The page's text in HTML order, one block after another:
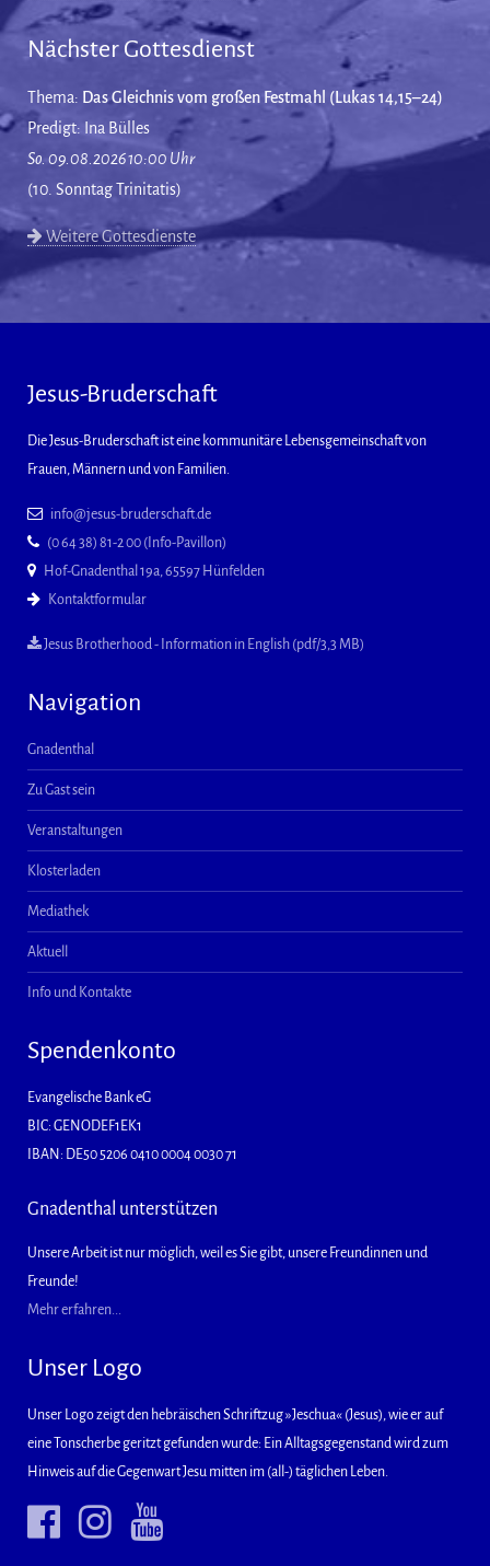
Nächster Gottesdienst
Thema: Das Gleichnis vom großen Festmahl (Lukas 14,15–24)
Predigt: Ina Bülles
So. 09.08.2026 10:00 Uhr
(10. Sonntag Trinitatis)
Weitere Gottesdienste
Jesus-Bruderschaft
Die Jesus-Bruderschaft ist eine kommunitäre Lebensgemeinschaft von
Frauen, Männern und von Familien.
info@jesus-bruderschaft.de
(0 64 38) 81-2 00 (Info-Pavillon)
Hof-Gnadenthal 19a, 65597 Hünfelden
Kontaktformular
Jesus Brotherhood - Information in English (pdf/3,3 MB)
Navigation
Gnadenthal
Zu Gast sein
Veranstaltungen
Klosterladen
Mediathek
Aktuell
Info und Kontakte
Spendenkonto
Evangelische Bank eG
BIC: GENODEF1EK1
IBAN: DE50 5206 0410 0004 0030 71
Gnadenthal unterstützen
Unsere Arbeit ist nur möglich, weil es Sie gibt, unsere Freundinnen und
Freunde!
Mehr erfahren...
Unser Logo
Unser Logo zeigt den hebräischen Schriftzug »Jeschua« (Jesus), wie er auf
eine Tonscherbe geritzt gefunden wurde: Ein Alltagsgegenstand wird zum
Hinweis auf die Gegenwart Jesu mitten im (all-) täglichen Leben.